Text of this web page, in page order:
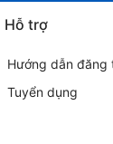
Hỗ trợ
Hướng dẫn đăng
Tuyển dụng